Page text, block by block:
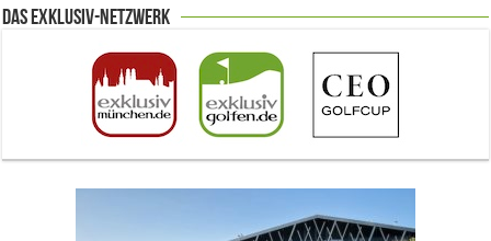
Das Exklusiv-Netzwerk